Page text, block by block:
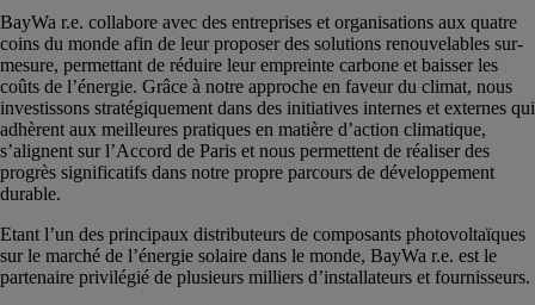
BayWa r.e. collabore avec des entreprises et organisations aux quatre
coins du monde afin de leur proposer des solutions renouvelables sur-
mesure, permettant de réduire leur empreinte carbone et baisser les
coûts de l’énergie. Grâce à notre approche en faveur du climat, nous
investissons stratégiquement dans des initiatives internes et externes qui
adhèrent aux meilleures pratiques en matière d’action climatique,
s’alignent sur l’Accord de Paris et nous permettent de réaliser des
progrès significatifs dans notre propre parcours de développement
durable.
Etant l’un des principaux distributeurs de composants photovoltaïques
sur le marché de l’énergie solaire dans le monde, BayWa r.e. est le
partenaire privilégié de plusieurs milliers d’installateurs et fournisseurs.